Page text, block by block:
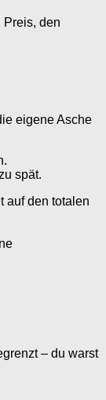
Preis, den
eigene Asche
spät.
auf den totalen
– du warst